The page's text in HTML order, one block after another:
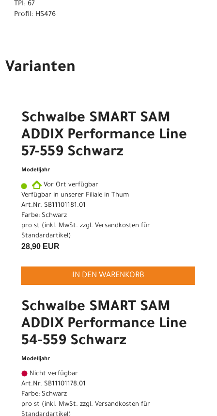
TPI: 67
Profil: HS476
Varianten
Schwalbe SMART SAM
ADDIX Performance Line
57-559 Schwarz
Modelljahr
Vor Ort verfügbar
Verfügbar in unserer Filiale in Thum
Art.Nr. SB11101181.01
Farbe: Schwarz
pro st (inkl. MwSt. zzgl. Versandkosten für
Standardartikel)
28,90 EUR
IN DEN WARENKORB
Schwalbe SMART SAM
ADDIX Performance Line
54-559 Schwarz
Modelljahr
Nicht verfügbar
Art.Nr. SB11101178.01
Farbe: Schwarz
pro st (inkl. MwSt. zzgl. Versandkosten für